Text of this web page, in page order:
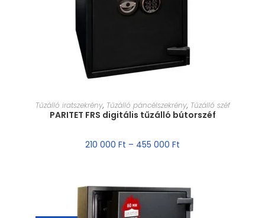
MÉRET VÁLASZTÁSA
Tűzálló iratszekrény, Tűzálló páncélszekrény, Tűzálló széf
PARITET FRS digitális tűzálló bútorszéf
210 000 Ft – 455 000 Ft